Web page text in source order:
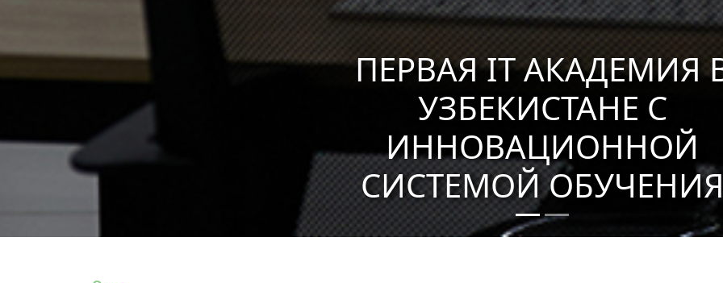
ПЕРВАЯ IT АКАДЕМИЯ
УЗБЕКИСТАНЕ С
ИННОВАЦИОННОЙ
СИСТЕМОЙ